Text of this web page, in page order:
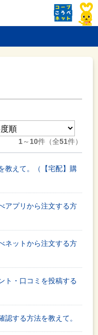
1～ 10件（全51件）
教えて。（【宅配】購
アプリから注文する方
ネットから注文する方
ト・口コミを投稿する
する方法を教えて。